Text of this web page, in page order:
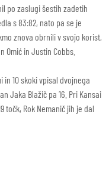
po zaslugi šestih zadetih
s 83:82, nato pa se je
znova obrnili v svojo korist,
Omić in Justin Cobbs.
in 10 skoki vpisal dvojnega
Jaka Blažič pa 16. Pri Kansai
točk, Rok Nemanič jih je dal